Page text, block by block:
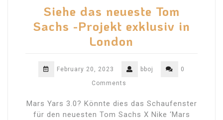
Siehe das neueste Tom
Sachs -Projekt exklusiv in
London
February 20, 2023 bboj
0
Comments
Mars Yars 3.0? Könnte dies das Schaufenster
für den neuesten Tom Sachs X Nike ‘Mars